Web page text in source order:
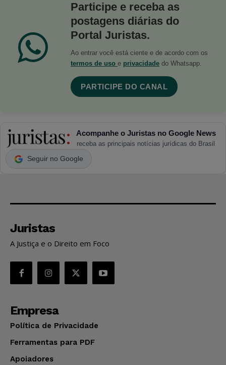
Participe e receba as
postagens diárias do
Portal Juristas.
Ao entrar você está ciente e de acordo com os
termos de uso e privacidade do Whatsapp.
PARTICIPE DO CANAL
Acompanhe o Juristas no Google News
receba as principais notícias jurídicas do Brasil
Seguir no Google
Juristas
A Justiça e o Direito em Foco
Empresa
Política de Privacidade
Ferramentas para PDF
Apoiadores